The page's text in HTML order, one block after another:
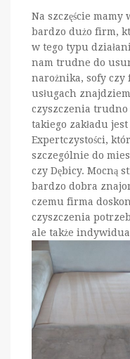
Na szczęście
bardzo dużo firm,
w tego typu
nam trudne do
narożnika, sofy
usługach
czyszczenia trudno
takiego zakładu
Expertczystości,
szczególnie do
czy Dębicy. Mocną
bardzo dobra
czemu firma
czyszczenia
ale także